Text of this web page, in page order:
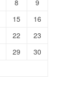
8
9
15
16
22
23
29
30